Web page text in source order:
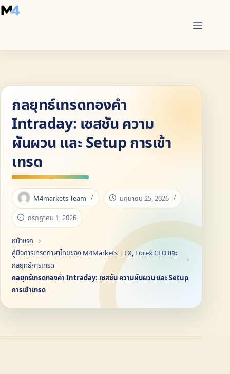
Skip
กลยุทธ์เทรดทองคำ
Intraday: เซสชัน ความ
ผันผวน และ Setup การเข้า
เทรด
M4markets Team
มิถุนายน 25, 2026
กรกฎาคม 1, 2026
หน้าแรก
คู่มือการเทรดภาษาไทยของ M4Markets | FX, Forex CFD และ
กลยุทธ์การเทรด
กลยุทธ์เทรดทองคำ Intraday: เซสชัน ความผันผวน และ Setup
การเข้าเทรด